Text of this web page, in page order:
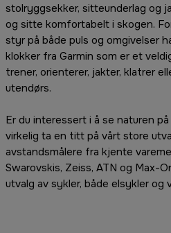
stolryggsekker, sitteunderlag og
og sitte komfortabelt i skogen.
styr på både puls og omgivelser
klokker fra Garmin som er et
trener, orienterer, jakter, klatrer
utendørs.
Er du interessert i å se naturen
virkelig ta en titt på vårt store
avstandsmålere fra kjente
Swarovskis, Zeiss, ATN og Max-
utvalg av sykler, både elsykler og